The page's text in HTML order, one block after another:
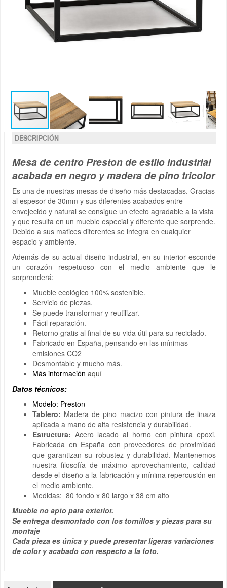
DESCRIPCIÓN
Mesa de centro Preston de estilo industrial
acabada en negro y madera de pino tricolor
Es una de nuestras mesas de diseño más destacadas. Gracias
al espesor de 30mm y sus diferentes acabados entre
envejecido y natural se consigue un efecto agradable a la vista
y que resulta en un mueble especial y diferente que sorprende.
Debido a sus matices diferentes se integra en cualquier
espacio y ambiente.
Además de su actual diseño industrial, en su interior esconde
un corazón respetuoso con el medio ambiente que le
sorprenderá:
Mueble ecológico 100% sostenible.
Servicio de piezas.
Se puede transformar y reutilizar.
Fácil reparación.
Retorno gratis al final de su vida útil para su reciclado.
Fabricado en España, pensando en las mínimas
emisiones CO2
Desmontable y mucho más.
Más información aquí
Datos técnicos:
Modelo: Preston
Tablero: Madera de pino macizo con pintura de linaza
aplicada a mano de alta resistencia y durabilidad.
Estructura: Acero lacado al horno con pintura epoxi.
Fabricada en España con proveedores de proximidad
que garantizan su robustez y durabilidad. Mantenemos
nuestra filosofía de máximo aprovechamiento, calidad
desde el diseño a la fabricación y mínima repercusión en
el medio ambiente.
Medidas: 80 fondo x 80 largo x 38 cm alto
Mueble no apto para exterior.
Se entrega desmontado con los tornillos y piezas para su
montaje
Cada pieza es única y puede presentar ligeras variaciones
de color y acabado con respecto a la foto.